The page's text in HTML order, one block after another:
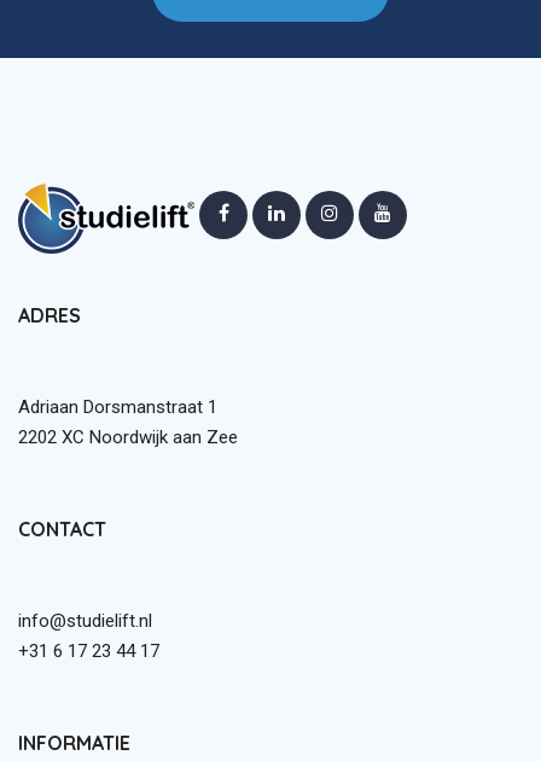
ADRES
Adriaan Dorsmanstraat 1
2202 XC Noordwijk aan Zee
CONTACT
info@studielift.nl
+31 6 17 23 44 17
INFORMATIE